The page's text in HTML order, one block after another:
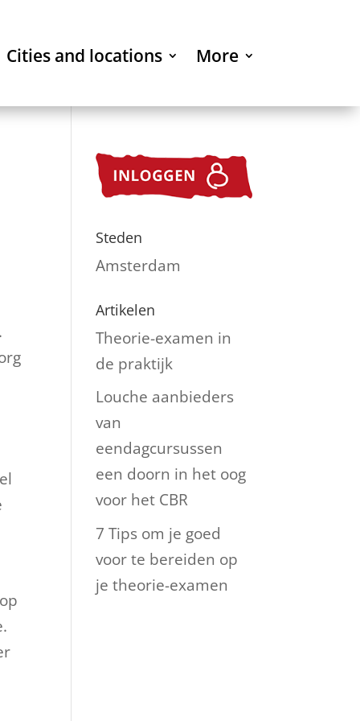
Cities and locations More
Steden
Amsterdam
Artikelen
Theorie-examen in
de praktijk
Louche aanbieders
van
eendagcursussen
een doorn in het oog
voor het CBR
7 Tips om je goed
voor te bereiden op
je theorie-examen